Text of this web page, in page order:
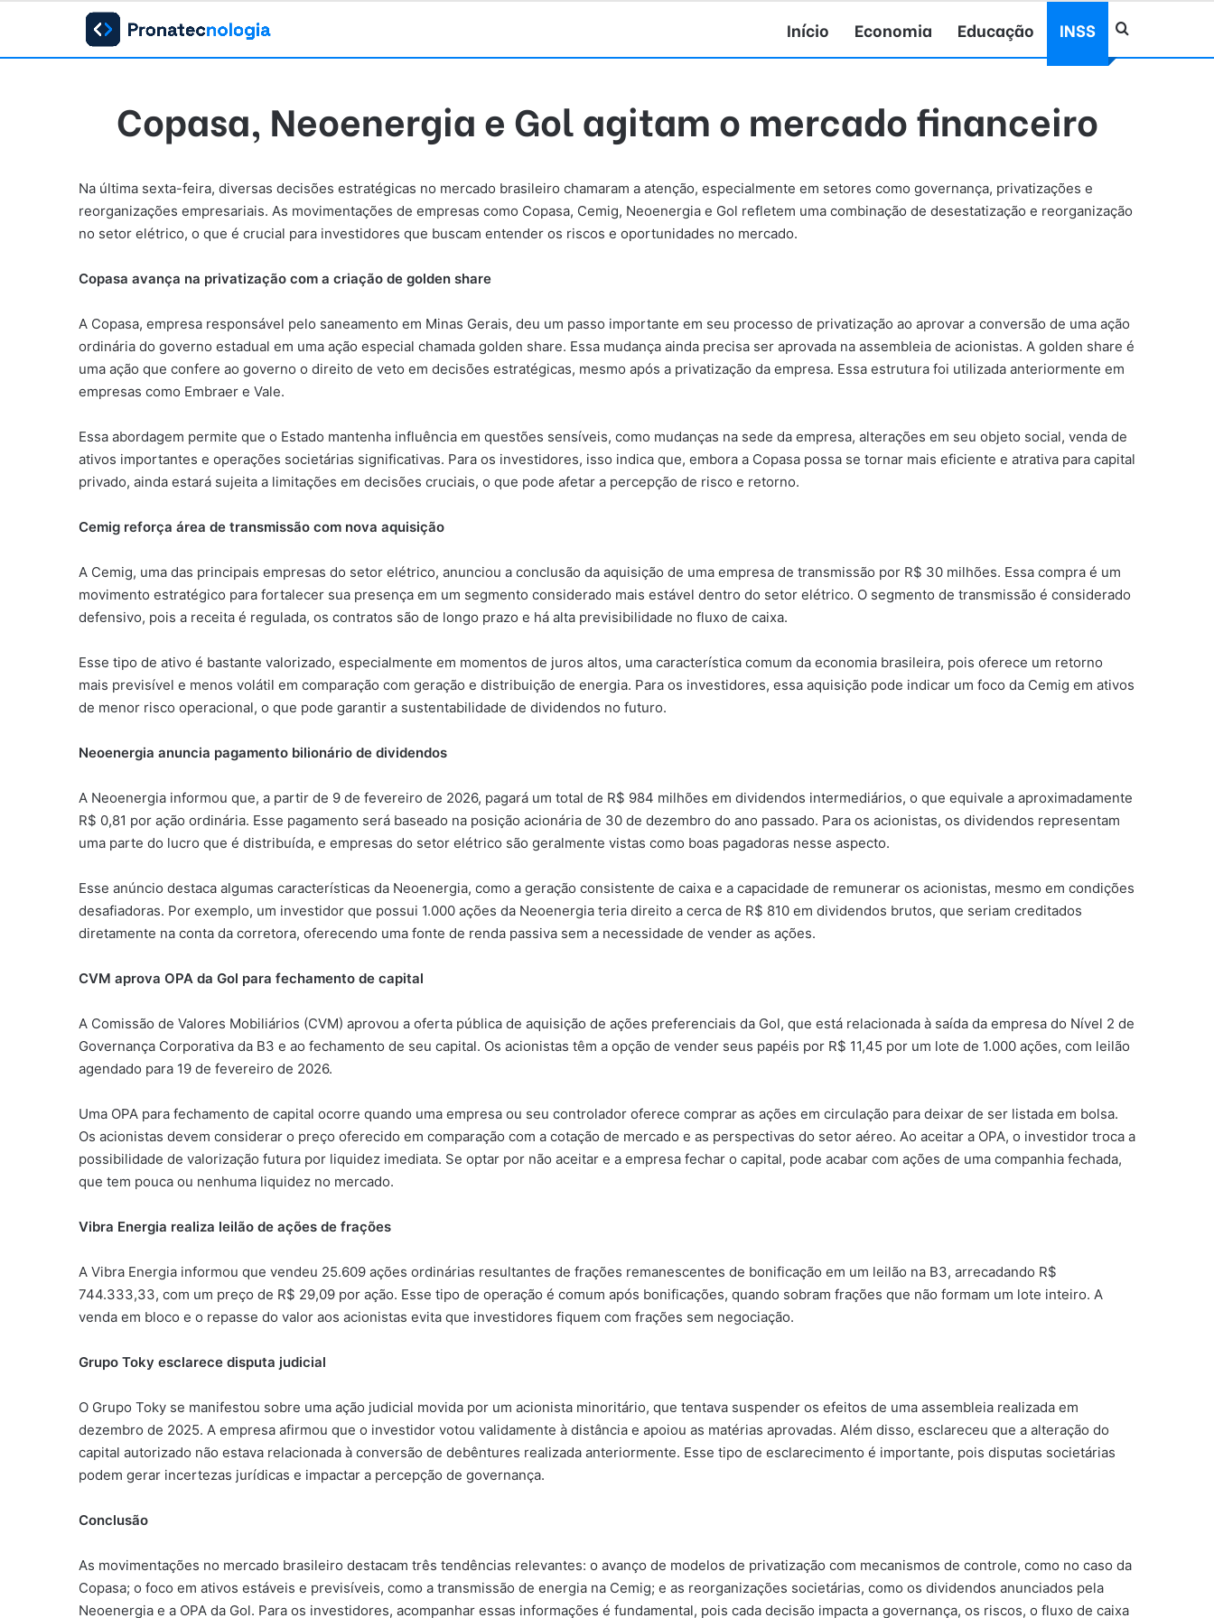
Início Economia Educação INSS Procurar por
Copasa, Neoenergia e Gol agitam o mercado financeiro
Na última sexta-feira, diversas decisões estratégicas no mercado brasileiro chamaram a atenção, especialmente em setores como governança, privatizações e
reorganizações empresariais. As movimentações de empresas como Copasa, Cemig, Neoenergia e Gol refletem uma combinação de desestatização e reorganização
no setor elétrico, o que é crucial para investidores que buscam entender os riscos e oportunidades no mercado.
Copasa avança na privatização com a criação de golden share
A Copasa, empresa responsável pelo saneamento em Minas Gerais, deu um passo importante em seu processo de privatização ao aprovar a conversão de uma ação
ordinária do governo estadual em uma ação especial chamada golden share. Essa mudança ainda precisa ser aprovada na assembleia de acionistas. A golden share é
uma ação que confere ao governo o direito de veto em decisões estratégicas, mesmo após a privatização da empresa. Essa estrutura foi utilizada anteriormente em
empresas como Embraer e Vale.
Essa abordagem permite que o Estado mantenha influência em questões sensíveis, como mudanças na sede da empresa, alterações em seu objeto social, venda de
ativos importantes e operações societárias significativas. Para os investidores, isso indica que, embora a Copasa possa se tornar mais eficiente e atrativa para capital
privado, ainda estará sujeita a limitações em decisões cruciais, o que pode afetar a percepção de risco e retorno.
Cemig reforça área de transmissão com nova aquisição
A Cemig, uma das principais empresas do setor elétrico, anunciou a conclusão da aquisição de uma empresa de transmissão por R$ 30 milhões. Essa compra é um
movimento estratégico para fortalecer sua presença em um segmento considerado mais estável dentro do setor elétrico. O segmento de transmissão é considerado
defensivo, pois a receita é regulada, os contratos são de longo prazo e há alta previsibilidade no fluxo de caixa.
Esse tipo de ativo é bastante valorizado, especialmente em momentos de juros altos, uma característica comum da economia brasileira, pois oferece um retorno
mais previsível e menos volátil em comparação com geração e distribuição de energia. Para os investidores, essa aquisição pode indicar um foco da Cemig em ativos
de menor risco operacional, o que pode garantir a sustentabilidade de dividendos no futuro.
Neoenergia anuncia pagamento bilionário de dividendos
A Neoenergia informou que, a partir de 9 de fevereiro de 2026, pagará um total de R$ 984 milhões em dividendos intermediários, o que equivale a aproximadamente
R$ 0,81 por ação ordinária. Esse pagamento será baseado na posição acionária de 30 de dezembro do ano passado. Para os acionistas, os dividendos representam
uma parte do lucro que é distribuída, e empresas do setor elétrico são geralmente vistas como boas pagadoras nesse aspecto.
Esse anúncio destaca algumas características da Neoenergia, como a geração consistente de caixa e a capacidade de remunerar os acionistas, mesmo em condições
desafiadoras. Por exemplo, um investidor que possui 1.000 ações da Neoenergia teria direito a cerca de R$ 810 em dividendos brutos, que seriam creditados
diretamente na conta da corretora, oferecendo uma fonte de renda passiva sem a necessidade de vender as ações.
CVM aprova OPA da Gol para fechamento de capital
A Comissão de Valores Mobiliários (CVM) aprovou a oferta pública de aquisição de ações preferenciais da Gol, que está relacionada à saída da empresa do Nível 2 de
Governança Corporativa da B3 e ao fechamento de seu capital. Os acionistas têm a opção de vender seus papéis por R$ 11,45 por um lote de 1.000 ações, com leilão
agendado para 19 de fevereiro de 2026.
Uma OPA para fechamento de capital ocorre quando uma empresa ou seu controlador oferece comprar as ações em circulação para deixar de ser listada em bolsa.
Os acionistas devem considerar o preço oferecido em comparação com a cotação de mercado e as perspectivas do setor aéreo. Ao aceitar a OPA, o investidor troca a
possibilidade de valorização futura por liquidez imediata. Se optar por não aceitar e a empresa fechar o capital, pode acabar com ações de uma companhia fechada,
que tem pouca ou nenhuma liquidez no mercado.
Vibra Energia realiza leilão de ações de frações
A Vibra Energia informou que vendeu 25.609 ações ordinárias resultantes de frações remanescentes de bonificação em um leilão na B3, arrecadando R$
744.333,33, com um preço de R$ 29,09 por ação. Esse tipo de operação é comum após bonificações, quando sobram frações que não formam um lote inteiro. A
venda em bloco e o repasse do valor aos acionistas evita que investidores fiquem com frações sem negociação.
Grupo Toky esclarece disputa judicial
O Grupo Toky se manifestou sobre uma ação judicial movida por um acionista minoritário, que tentava suspender os efeitos de uma assembleia realizada em
dezembro de 2025. A empresa afirmou que o investidor votou validamente à distância e apoiou as matérias aprovadas. Além disso, esclareceu que a alteração do
capital autorizado não estava relacionada à conversão de debêntures realizada anteriormente. Esse tipo de esclarecimento é importante, pois disputas societárias
podem gerar incertezas jurídicas e impactar a percepção de governança.
Conclusão
As movimentações no mercado brasileiro destacam três tendências relevantes: o avanço de modelos de privatização com mecanismos de controle, como no caso da
Copasa; o foco em ativos estáveis e previsíveis, como a transmissão de energia na Cemig; e as reorganizações societárias, como os dividendos anunciados pela
Neoenergia e a OPA da Gol. Para os investidores, acompanhar essas informações é fundamental, pois cada decisão impacta a governança, os riscos, o fluxo de caixa